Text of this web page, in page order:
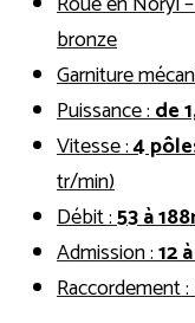
bronze
Garniture
Puissance :de
Vitesse :4
tr/min)
Débit :53 à
Admission :12
Raccordement :